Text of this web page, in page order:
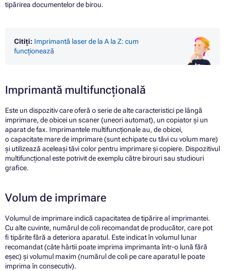
tipărirea documentelor de birou.
Citiți: Imprimantă laser de la A la Z: cum
funcționează
Imprimantă multifuncțională
Este un dispozitiv care oferă o serie de alte caracteristici pe lângă
imprimare, de obicei un scaner (uneori automat), un copiator și un
aparat de fax. Imprimantele multifuncționale au, de obicei,
o capacitate mare de imprimare (sunt echipate cu tăvi cu volum mare)
și utilizează aceleași tăvi color pentru imprimare și copiere. Dispozitivul
multifuncțional este potrivit de exemplu către birouri sau studiouri
grafice.
Volum de imprimare
Volumul de imprimare indică capacitatea de tipărire al imprimantei.
Cu alte cuvinte, numărul de coli recomandat de producător, care pot
fi tipărite fără a deteriora aparatul. Este indicat în volumul lunar
recomandat (câte hârtii poate imprima imprimanta într-o lună fără
eșec) și volumul maxim (numărul de coli pe care aparatul le poate
imprima în consecutiv).